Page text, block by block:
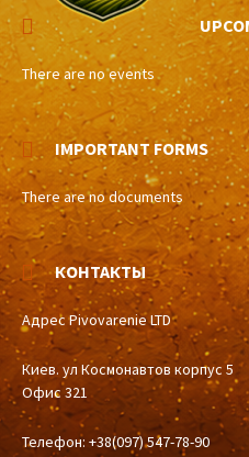
There are no events
IMPORTANT FORMS
There are no documents
КОНТАКТЫ
Адрес Pivovarenie LTD
Киев. ул Космонавтов корпус 5
Офис 321
Телефон: +38(097) 547-78-90